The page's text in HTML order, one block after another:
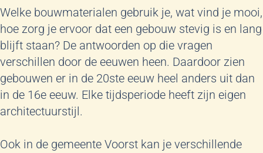
Welke bouwmaterialen gebruik je, wat vind je mooi,
hoe zorg je ervoor dat een gebouw stevig is en lang
blijft staan? De antwoorden op die vragen
verschillen door de eeuwen heen. Daardoor zien
gebouwen er in de 20ste eeuw heel anders uit dan
in de 16e eeuw. Elke tijdsperiode heeft zijn eigen
architectuurstijl.
Ook in de gemeente Voorst kan je verschillende